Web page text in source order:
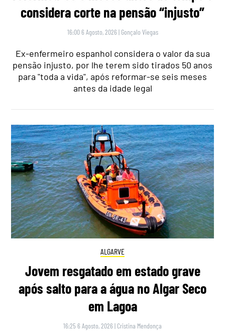
considera corte na pensão “injusto”
16:00 6 Agosto, 2026 | Gonçalo Viegas
Ex-enfermeiro espanhol considera o valor da sua
pensão injusto, por lhe terem sido tirados 50 anos
para "toda a vida", após reformar-se seis meses
antes da idade legal
ALGARVE
Jovem resgatado em estado grave
após salto para a água no Algar Seco
em Lagoa
16:25 6 Agosto, 2026 | Cristina Mendonça